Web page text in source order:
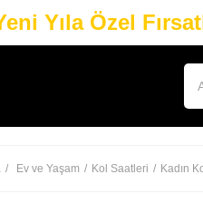
Yıla Özel
Ev ve Yaşam Kol Saatleri Kadın